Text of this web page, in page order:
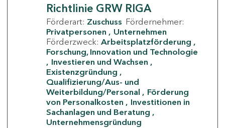
Richtlinie GRW RIGA
Förderart: Zuschuss Fördernehmer:
Privatpersonen
Unternehmen
Förderzweck: Arbeitsplatzförderung
Forschung, Innovation und Technologie
Investieren und Wachsen
Existenzgründung
Qualifizierung/Aus- und
Weiterbildung/Personal
Förderung
von Personalkosten
Investitionen in
Sachanlagen und Beratung
Unternehmensgründung